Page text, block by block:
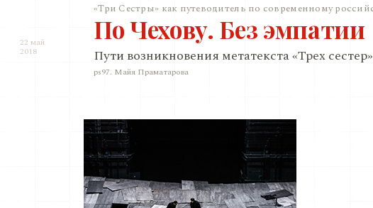
«Три Сестры» как путеводитель по современному
По Чехову. Без эмпатии
Пути возникновения метатекста «Трех
ps97. Майя Праматарова
22 май
2018